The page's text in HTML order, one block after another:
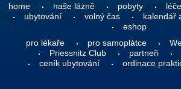
home naše lázně pobyty
ubytování
volný čas kalendář
eshop
pro lékaře
pro samoplátce
Priessnitz Club
partneři
ceník ubytování
ordinace